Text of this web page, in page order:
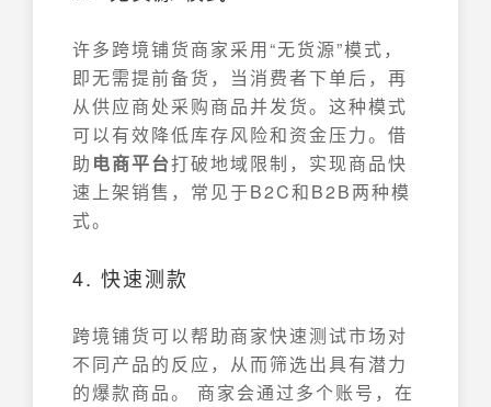
许多跨境铺货商家采用“无货源”模式，
即无需提前备货，当消费者下单后，再
从供应商处采购商品并发货。这种模式
可以有效降低库存风险和资金压力。借
助 电商平台打破地域限制，实现商品快
速上架销售，常见于B2C和B2B两种模
式。
4. 快速测款
跨境铺货可以帮助商家快速测试市场对
不同产品的反应，从而筛选出具有潜力
的爆款商品。 商家会通过多个账号，在